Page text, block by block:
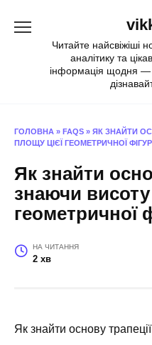
Читайте найсвіжіші
аналітику та
інформація щодня —
ГОЛОВНА » FAQS » ЯК ЗНАЙТИ
ПЛОЩУ ЦІЄЇ ГЕОМЕТРИЧНОЇ
Як знайти
знаючи висоту
геометричної
НА ЧИТАННЯ
2 хв
Як знайти основу